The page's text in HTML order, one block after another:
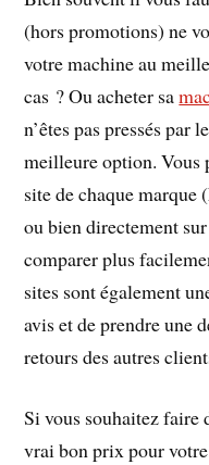
(hors promotions) ne
votre machine au
cas ? Ou acheter sa
n’êtes pas pressés par
meilleure option. Vous
site de chaque
ou bien directement
comparer plus
sites sont également
avis et de prendre une
retours des autres
Si vous souhaitez faire
vrai bon prix pour